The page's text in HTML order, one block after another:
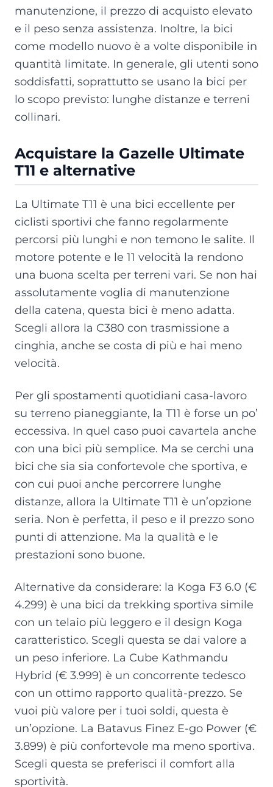
manutenzione, il prezzo di acquisto elevato
e il peso senza assistenza. Inoltre, la bici
come modello nuovo è a volte disponibile in
quantità limitate. In generale, gli utenti sono
soddisfatti, soprattutto se usano la bici per
lo scopo previsto: lunghe distanze e terreni
collinari.
Acquistare la Gazelle Ultimate
T11 e alternative
La Ultimate T11 è una bici eccellente per
ciclisti sportivi che fanno regolarmente
percorsi più lunghi e non temono le salite. Il
motore potente e le 11 velocità la rendono
una buona scelta per terreni vari. Se non hai
assolutamente voglia di manutenzione
della catena, questa bici è meno adatta.
Scegli allora la C380 con trasmissione a
cinghia, anche se costa di più e hai meno
velocità.
Per gli spostamenti quotidiani casa-lavoro
su terreno pianeggiante, la T11 è forse un po’
eccessiva. In quel caso puoi cavartela anche
con una bici più semplice. Ma se cerchi una
bici che sia sia confortevole che sportiva, e
con cui puoi anche percorrere lunghe
distanze, allora la Ultimate T11 è un’opzione
seria. Non è perfetta, il peso e il prezzo sono
punti di attenzione. Ma la qualità e le
prestazioni sono buone.
Alternative da considerare: la Koga F3 6.0 (€
4.299) è una bici da trekking sportiva simile
con un telaio più leggero e il design Koga
caratteristico. Scegli questa se dai valore a
un peso inferiore. La Cube Kathmandu
Hybrid (€ 3.999) è un concorrente tedesco
con un ottimo rapporto qualità-prezzo. Se
vuoi più valore per i tuoi soldi, questa è
un’opzione. La Batavus Finez E-go Power (€
3.899) è più confortevole ma meno sportiva.
Scegli questa se preferisci il comfort alla
sportività.